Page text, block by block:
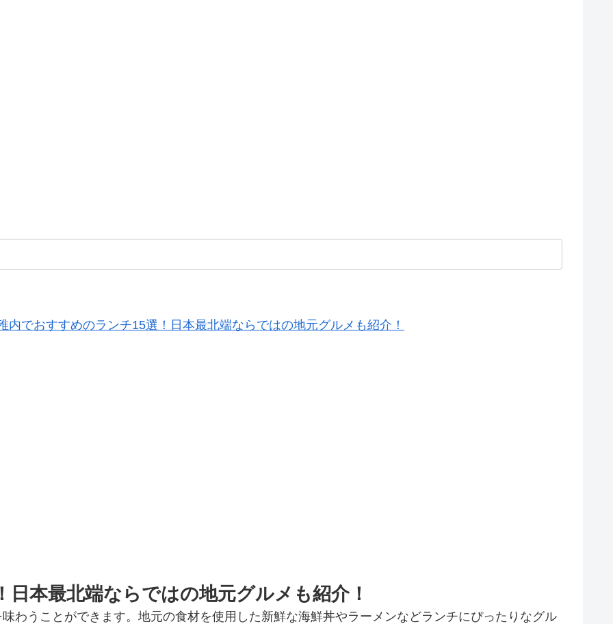
内でおすすめのランチ15選！日本最北端ならではの地元グルメも紹介！
本最北端ならではの地元グルメも紹介！
わうことができます。地元の食材を使用した新鮮な海鮮丼やラーメンなどランチにぴったりなグル